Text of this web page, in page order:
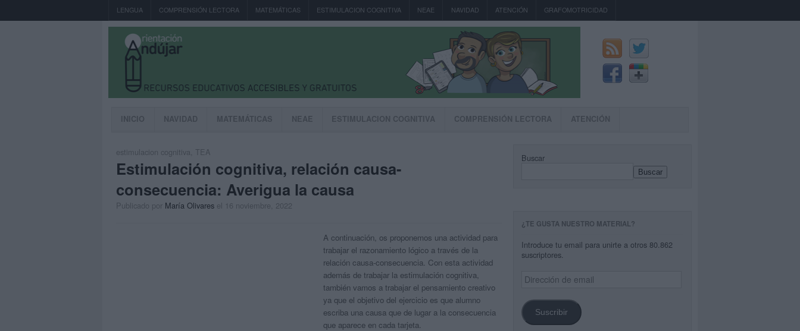
LENGUA COMPRENSIÓN LECTORA MATEMÁTICAS ESTIMULACION COGNITIVA NEAE NAVIDAD ATENCIÓN GRAFOMOTRICIDAD
INICIO NAVIDAD MATEMÁTICAS NEAE ESTIMULACION COGNITIVA COMPRENSIÓN LECTORA ATENCIÓN
estimulacion cognitiva TEA
Estimulación cognitiva, relación causa-
consecuencia: Averigua la causa
Publicado por María Olivares el 16 noviembre, 2022
A continuación, os proponemos una actividad para
trabajar el razonamiento lógico a través de la
relación causa-consecuencia. Con esta actividad
además de trabajar la estimulación cognitiva,
también vamos a trabajar el pensamiento creativo
ya que el objetivo del ejercicio es que alumno
escriba una causa que de lugar a la consecuencia
que aparece en cada tarjeta.
Buscar
Buscar
¿TE GUSTA NUESTRO MATERIAL?
Introduce tu email para unirte a otros 80.862
suscriptores.
Dirección
de
Suscribir